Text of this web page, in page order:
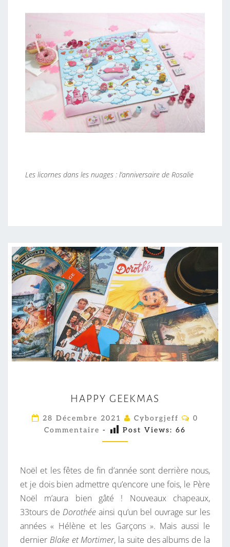
S
L
E
S
N
U
A
:
N
N
I
V
E
R
S
A
I
R
E
O
S
I
E
Les licornes dans les nuages : l’anniversaire de Rosalie
A
P
P
Y
E
E
M
A
S
HAPPY GEEKMAS
28 Décembre 2021 Cyborgjeff
C
A
R
E
0
Commentaire - Post Views: 66
Noël et les fêtes de fin d’année sont derrière nous,
et je dois bien admettre qu’encore une fois, le Père
Noël m’aura bien gâté ! Nouveaux chapeaux,
33tours de Dorothée ainsi qu’un bel ouvrage sur les
années « Hélène et les Garçons ». Mais aussi le
dernier Blake et Mortimer, la suite des albums de la